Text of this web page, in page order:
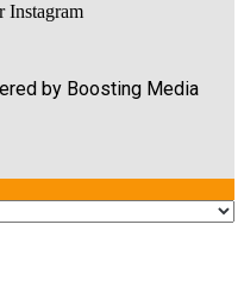
Instagram
by Boosting Media